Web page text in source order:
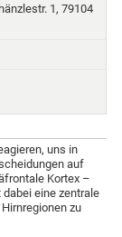
1, 79104
uns in
auf
Kortex –
eine zentrale
zu